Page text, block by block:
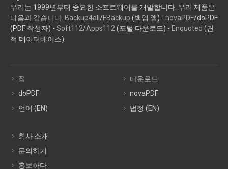
우리는 1999년부터 중요한 소프트웨어를 개발합니다. 우리 제품은
다음과 같습니다. Backup4all /FBackup (백업 앱) - novaPDF/doPDF
(PDF 작성자) - Soft112/Apps112 (포털 다운로드) - Enquoted (견
적 데이터베이스).
집
doPDF
언어 (EN)
다운로드
novaPDF
법정 (EN)
회사 소개
문의하기
홍보하다